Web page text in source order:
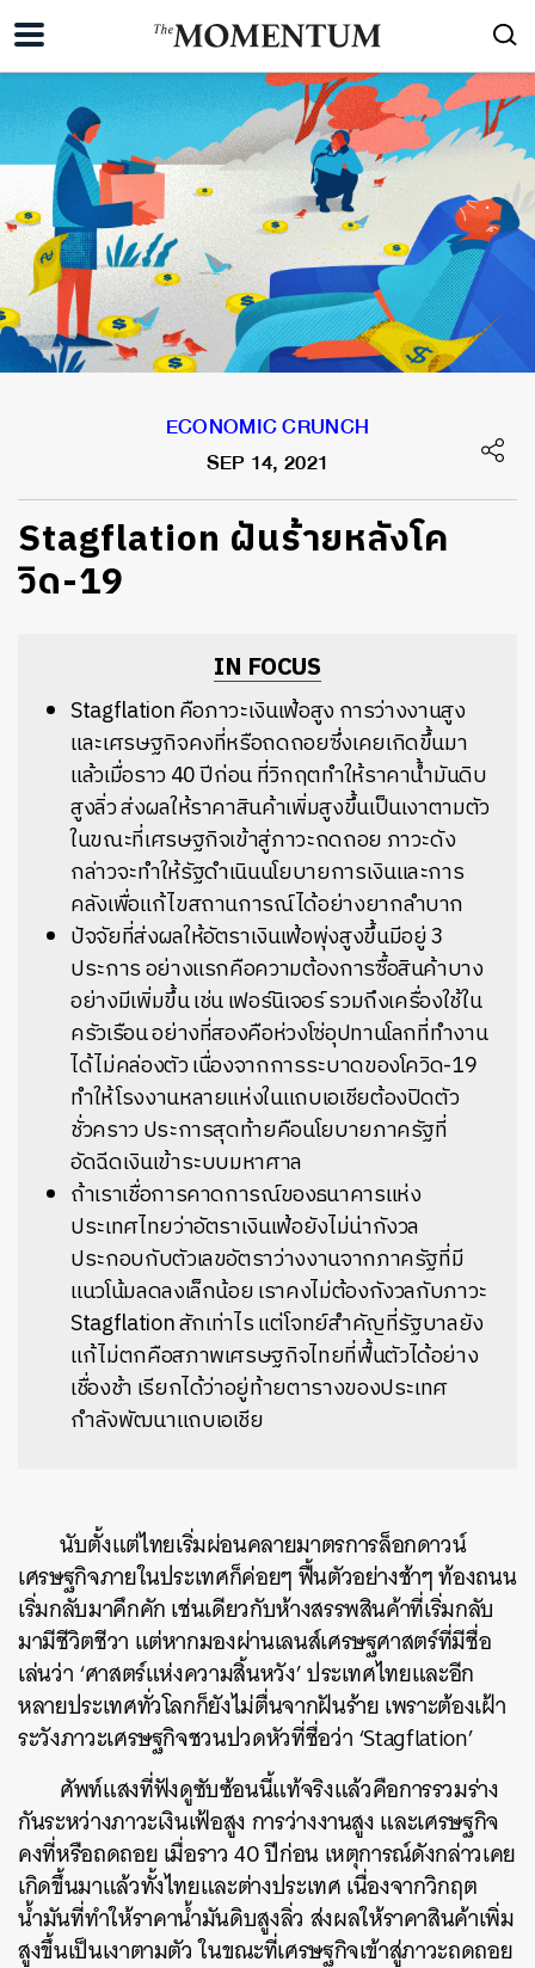
ECONOMIC CRUNCH
SEP 14, 2021
Stagflation ฝันร้ายหลังโค
วิด-19
IN FOCUS
Stagflation คือภาวะเงินเฟ้อสูง การว่างงานสูง
และเศรษฐกิจคงที่หรือถดถอยซึ่งเคยเกิดขึ้นมา
แล้วเมื่อราว 40 ปีก่อน ที่วิกฤตทำให้ราคาน้ำมันดิบ
สูงลิ่ว ส่งผลให้ราคาสินค้าเพิ่มสูงขึ้นเป็นเงาตามตัว
ในขณะที่เศรษฐกิจเข้าสู่ภาวะถดถอย ภาวะดัง
กล่าวจะทำให้รัฐดำเนินนโยบายการเงินและการ
คลังเพื่อแก้ไขสถานการณ์ได้อย่างยากลำบาก
ปัจจัยที่ส่งผลให้อัตราเงินเฟ้อพุ่งสูงขึ้นมีอยู่ 3
ประการ อย่างแรกคือความต้องการซื้อสินค้าบาง
อย่างมีเพิ่มขึ้น เช่น เฟอร์นิเจอร์ รวมถึงเครื่องใช้ใน
ครัวเรือน อย่างที่สองคือห่วงโซ่อุปทานโลกที่ทำงาน
ได้ไม่คล่องตัว เนื่องจากการระบาดของโควิด-19
ทำให้โรงงานหลายแห่งในแถบเอเชียต้องปิดตัว
ชั่วคราว ประการสุดท้ายคือนโยบายภาครัฐที่
อัดฉีดเงินเข้าระบบมหาศาล
ถ้าเราเชื่อการคาดการณ์ของธนาคารแห่ง
ประเทศไทยว่าอัตราเงินเฟ้อยังไม่น่ากังวล
ประกอบกับตัวเลขอัตราว่างงานจากภาครัฐที่มี
แนวโน้มลดลงเล็กน้อย เราคงไม่ต้องกังวลกับภาวะ
Stagflation สักเท่าไร แต่โจทย์สำคัญที่รัฐบาลยัง
แก้ไม่ตกคือสภาพเศรษฐกิจไทยที่ฟื้นตัวได้อย่าง
เชื่องช้า เรียกได้ว่าอยู่ท้ายตารางของประเทศ
กำลังพัฒนาแถบเอเชีย
นับตั้งแต่ไทยเริ่มผ่อนคลายมาตรการล็อกดาวน์
เศรษฐกิจภายในประเทศก็ค่อยๆ ฟื้นตัวอย่างช้าๆ ท้องถนน
เริ่มกลับมาคึกคัก เช่นเดียวกับห้างสรรพสินค้าที่เริ่มกลับ
มามีชีวิตชีวา แต่หากมองผ่านเลนส์เศรษฐศาสตร์ที่มีชื่อ
เล่นว่า ‘ศาสตร์แห่งความสิ้นหวัง’ ประเทศไทยและอีก
หลายประเทศทั่วโลกก็ยังไม่ตื่นจากฝันร้าย เพราะต้องเฝ้า
ระวังภาวะเศรษฐกิจชวนปวดหัวที่ชื่อว่า ‘Stagflation’
ศัพท์แสงที่ฟังดูซับซ้อนนี้แท้จริงแล้วคือการรวมร่าง
กันระหว่างภาวะเงินเฟ้อสูง การว่างงานสูง และเศรษฐกิจ
คงที่หรือถดถอย เมื่อราว 40 ปีก่อน เหตุการณ์ดังกล่าวเคย
เกิดขึ้นมาแล้วทั้งไทยและต่างประเทศ เนื่องจากวิกฤต
น้ำมันที่ทำให้ราคาน้ำมันดิบสูงลิ่ว ส่งผลให้ราคาสินค้าเพิ่ม
สูงขึ้นเป็นเงาตามตัว ในขณะที่เศรษฐกิจเข้าสู่ภาวะถดถอย